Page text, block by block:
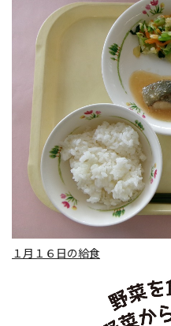
１月１６日の給食